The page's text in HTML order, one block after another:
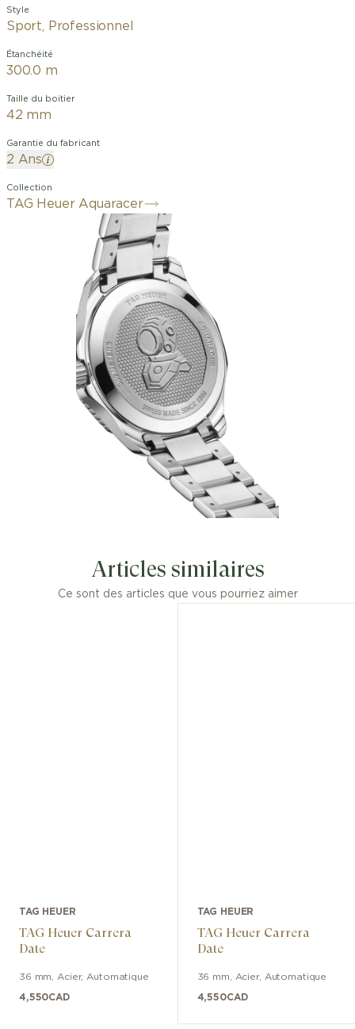
Style
Sport, Professionnel
Étanchéité
300.0 m
Taille du boitier
42 mm
Garantie du fabricant
2 Ans
Collection
TAG Heuer Aquaracer
Articles similaires
Ce sont des articles que vous pourriez aimer
TAG HEUER
TAG Heuer Carrera
Date
36 mm Acier, Automatique
4,550CAD
TAG HEUER
TAG Heuer Carrera
Date
36 mm Acier, Automatique
4,550CAD